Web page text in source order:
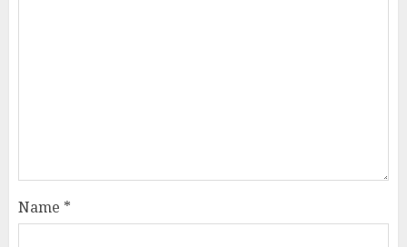
Name *